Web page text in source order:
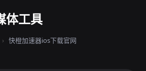
体工具
› 快橙加速器ios下载官网